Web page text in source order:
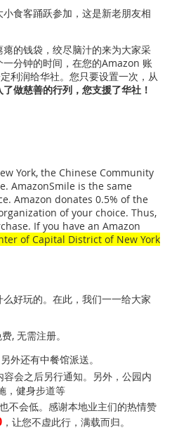
食客踊跃参加，这是新老朋友相
的钱袋，绞尽脑汁的来为大家采
分钟的时间，在您的Amazon 账
利润给华社。您只要设置一次，从
做慈善的行列，您支援了华社！
York, the Chinese Community
AmazonSmile is the same
Amazon donates 0.5% of the
of your choice. Thus,
If you have an Amazon
of Capital District of New York
好玩的。在此，我们一一给大家
, 无需注册。
外还有中餐馆派送。
会之后另行通知。另外，公园内
，健身步道等
不会低。感谢本地业主们的热情赞
，让您不虚此行，满载而归。